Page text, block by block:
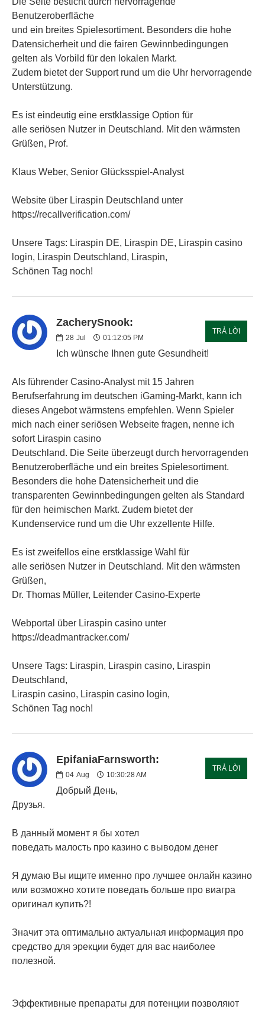
Benutzeroberfläche
und ein breites Spielesortiment. Besonders die hohe
Datensicherheit und die fairen Gewinnbedingungen
gelten als Vorbild für den lokalen Markt.
Zudem bietet der Support rund um die Uhr hervorragende
Unterstützung.
Es ist eindeutig eine erstklassige Option für
alle seriösen Nutzer in Deutschland. Mit den wärmsten
Grüßen, Prof.
Klaus Weber, Senior Glücksspiel-Analyst
Website über Liraspin Deutschland unter
https://recallverification.com/
Unsere Tags: Liraspin DE, Liraspin DE, Liraspin casino
login, Liraspin Deutschland, Liraspin,
Schönen Tag noch!
ZacherySnook:
28 Jul 01:12:05 PM
TRẢ LỜI
Ich wünsche Ihnen gute Gesundheit!
Als führender Casino-Analyst mit 15 Jahren
Berufserfahrung im deutschen iGaming-Markt, kann ich
dieses Angebot wärmstens empfehlen. Wenn Spieler
mich nach einer seriösen Webseite fragen, nenne ich
sofort Liraspin casino
Deutschland. Die Seite überzeugt durch hervorragenden
Benutzeroberfläche und ein breites Spielesortiment.
Besonders die hohe Datensicherheit und die
transparenten Gewinnbedingungen gelten als Standard
für den heimischen Markt. Zudem bietet der
Kundenservice rund um die Uhr exzellente Hilfe.
Es ist zweifellos eine erstklassige Wahl für
alle seriösen Nutzer in Deutschland. Mit den wärmsten
Grüßen,
Dr. Thomas Müller, Leitender Casino-Experte
Webportal über Liraspin casino unter
https://deadmantracker.com/
Unsere Tags: Liraspin, Liraspin casino, Liraspin
Deutschland,
Liraspin casino, Liraspin casino login,
Schönen Tag noch!
EpifaniaFarnsworth:
04 Aug 10:30:28 AM
TRẢ LỜI
Добрый День,
Друзья.
В данный момент я бы хотел
поведать малость про казино с выводом денег
Я думаю Вы ищите именно про лучшее онлайн казино
или возможно хотите поведать больше про виагра
оригинал купить?!
Значит эта оптимально актуальная информация про
средство для эрекции будет для вас наиболее
полезной.
Эффективные препараты для потенции позволяют